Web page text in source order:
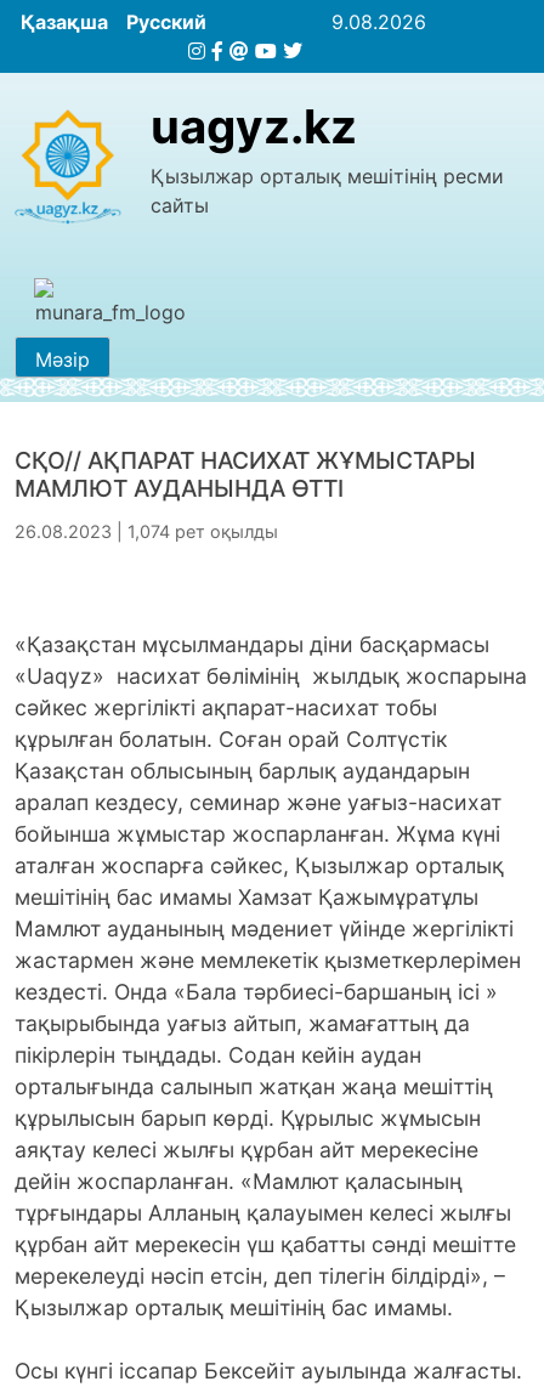
Қазақша Русский 9.08.2026
uagyz.kz
Қызылжар орталық мешітінің ресми
сайты
Мәзір
СҚО// АҚПАРАТ НАСИХАТ ЖҰМЫСТАРЫ
МАМЛЮТ АУДАНЫНДА ӨТТІ
26.08.2023 | 1,074 рет оқылды
«Қазақстан мұсылмандары діни басқармасы
«Uaqyz» насихат бөлімінің жылдық жоспарына
сәйкес жергілікті ақпарат-насихат тобы
құрылған болатын. Соған орай Солтүстік
Қазақстан облысының барлық аудандарын
аралап кездесу, семинар және уағыз-насихат
бойынша жұмыстар жоспарланған. Жұма күні
аталған жоспарға сәйкес, Қызылжар орталық
мешітінің бас имамы Хамзат Қажымұратұлы
Мамлют ауданының мәдениет үйінде жергілікті
жастармен және мемлекетік қызметкерлерімен
кездесті. Онда «Бала тәрбиесі-баршаның ісі »
тақырыбында уағыз айтып, жамағаттың да
пікірлерін тыңдады. Содан кейін аудан
орталығында салынып жатқан жаңа мешіттің
құрылысын барып көрді. Құрылыс жұмысын
аяқтау келесі жылғы құрбан айт мерекесіне
дейін жоспарланған. «Мамлют қаласының
тұрғындары Алланың қалауымен келесі жылғы
құрбан айт мерекесін үш қабатты сәнді мешітте
мерекелеуді нәсіп етсін, деп тілегін білдірді», –
Қызылжар орталық мешітінің бас имамы.
Осы күнгі іссапар Бексейіт ауылында жалғасты.